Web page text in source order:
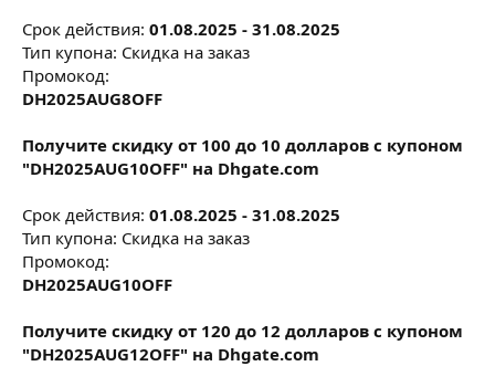
Срок действия: 01.08.2025 - 31.08.2025
Тип купона: Скидка на заказ
Промокод:
DH2025AUG8OFF
Получите скидку от 100 до 10 долларов с купоном
"DH2025AUG10OFF" на Dhgate.com
Срок действия: 01.08.2025 - 31.08.2025
Тип купона: Скидка на заказ
Промокод:
DH2025AUG10OFF
Получите скидку от 120 до 12 долларов с купоном
"DH2025AUG12OFF" на Dhgate.com